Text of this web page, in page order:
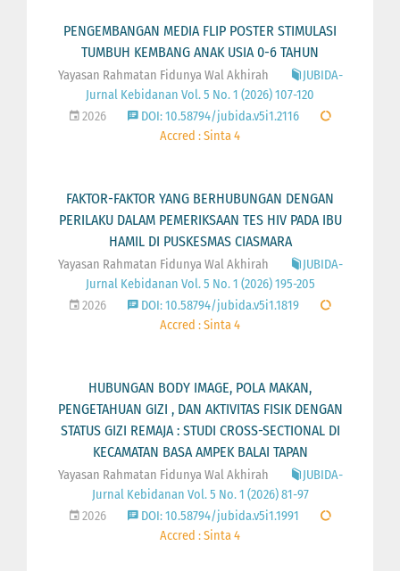
PENGEMBANGAN MEDIA FLIP POSTER STIMULASI
TUMBUH KEMBANG ANAK USIA 0-6 TAHUN
Yayasan Rahmatan Fidunya Wal Akhirah
JUBIDA-
Jurnal Kebidanan Vol. 5 No. 1 (2026) 107-120
2026
DOI: 10.58794/jubida.v5i1.2116
Accred : Sinta 4
FAKTOR-FAKTOR YANG BERHUBUNGAN DENGAN
PERILAKU DALAM PEMERIKSAAN TES HIV PADA IBU
HAMIL DI PUSKESMAS CIASMARA
Yayasan Rahmatan Fidunya Wal Akhirah
JUBIDA-
Jurnal Kebidanan Vol. 5 No. 1 (2026) 195-205
2026
DOI: 10.58794/jubida.v5i1.1819
Accred : Sinta 4
HUBUNGAN BODY IMAGE, POLA MAKAN,
PENGETAHUAN GIZI , DAN AKTIVITAS FISIK DENGAN
STATUS GIZI REMAJA : STUDI CROSS-SECTIONAL DI
KECAMATAN BASA AMPEK BALAI TAPAN
Yayasan Rahmatan Fidunya Wal Akhirah
JUBIDA-
Jurnal Kebidanan Vol. 5 No. 1 (2026) 81-97
2026
DOI: 10.58794/jubida.v5i1.1991
Accred : Sinta 4